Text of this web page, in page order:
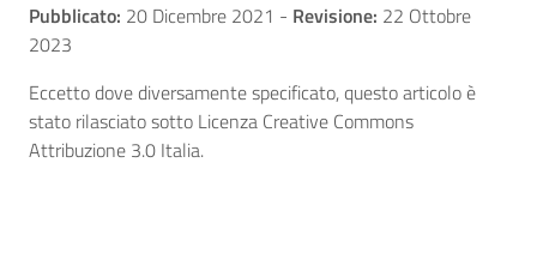
Pubblicato: 20 Dicembre 2021 - Revisione: 22 Ottobre
2023
Eccetto dove diversamente specificato, questo articolo è
stato rilasciato sotto Licenza Creative Commons
Attribuzione 3.0 Italia.